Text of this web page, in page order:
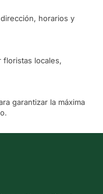
horarios y
floristas locales,
garantizar la máxima